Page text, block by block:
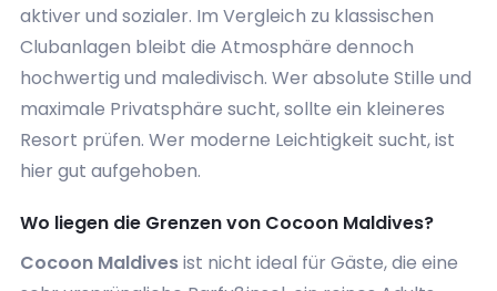
aktiver und sozialer. Im Vergleich zu klassischen
Clubanlagen bleibt die Atmosphäre dennoch
hochwertig und maledivisch. Wer absolute Stille und
maximale Privatsphäre sucht, sollte ein kleineres
Resort prüfen. Wer moderne Leichtigkeit sucht, ist
hier gut aufgehoben.
Wo liegen die Grenzen von Cocoon Maldives?
Cocoon Maldivesist nicht ideal für Gäste, die eine